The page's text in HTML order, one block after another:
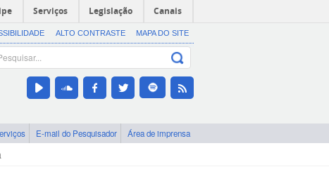
Serviços Legislação Canais
ALTO CONTRASTE MAPA DO SITE
E-mail do Pesquisador Área de imprensa